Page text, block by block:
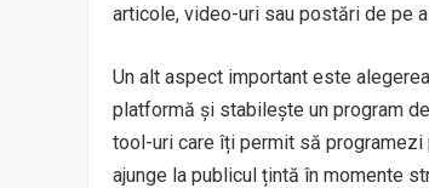
articole, video-uri sau postări de pe
Un alt aspect important este
platformă și stabilește un program
tool-uri care îți permit să
ajunge la publicul țintă în momente